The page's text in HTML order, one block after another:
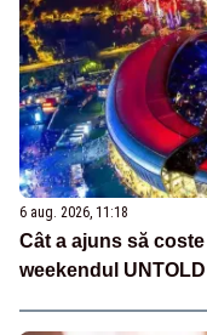
6 aug. 2026, 11:18
Cât a ajuns să
weekendul